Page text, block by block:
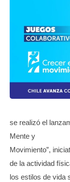
se realizó el
Mente y
Movimiento”,
de la actividad
los estilos de vida